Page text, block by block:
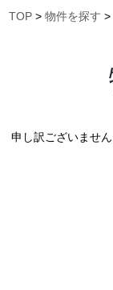
TOP >物件を探す >
申し訳ございませ